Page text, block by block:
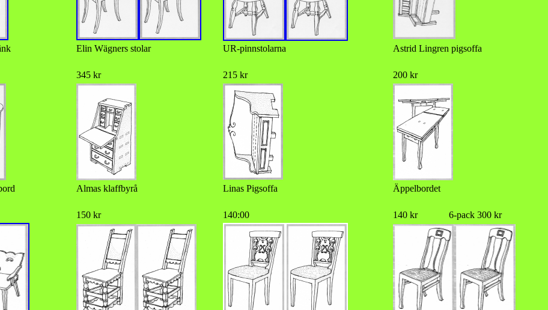
Elin Wägners stolar UR-pinnstolarna Astrid Lingren pigsoffa
345 kr 215 kr 200 kr
Almas klaffbyrå Linas Pigsoffa Äppelbordet
150 kr 140:00 140 kr 6-pack 300 kr